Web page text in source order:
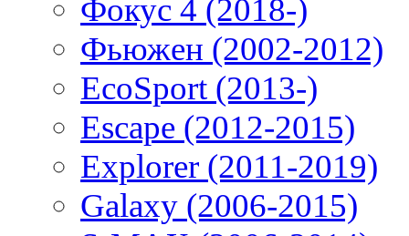
Фокус 4 (2018-)
Фьюжен (2002-2012)
EcoSport (2013-)
Escape (2012-2015)
Explorer (2011-2019)
Galaxy (2006-2015)